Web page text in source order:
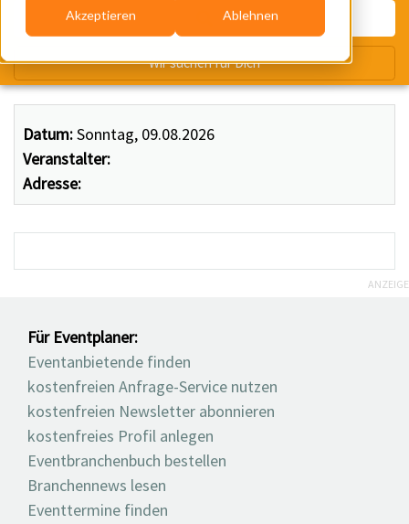
Akzeptieren Ablehnen
Datum:Sonntag, 09.08.2026
Veranstalter:
Adresse:
Wir suchen für Dich
ANZEIGE
Für Eventplaner:
Eventanbietende finden
kostenfreien Anfrage-Service nutzen
kostenfreien Newsletter abonnieren
kostenfreies Profil anlegen
Eventbranchenbuch bestellen
Branchennews lesen
Eventtermine finden